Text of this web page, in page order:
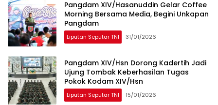
Pangdam XIV/Hasanuddin Gelar Coffee
Morning Bersama Media, Begini Unkapan
Pangdam
Liputan Seputar TNI 31/01/2026
Pangdam XIV/Hsn Dorong Kadertih Jadi
Ujung Tombak Keberhasilan Tugas
Pokok Kodam XIV/Hsn
Liputan Seputar TNI 15/01/2026